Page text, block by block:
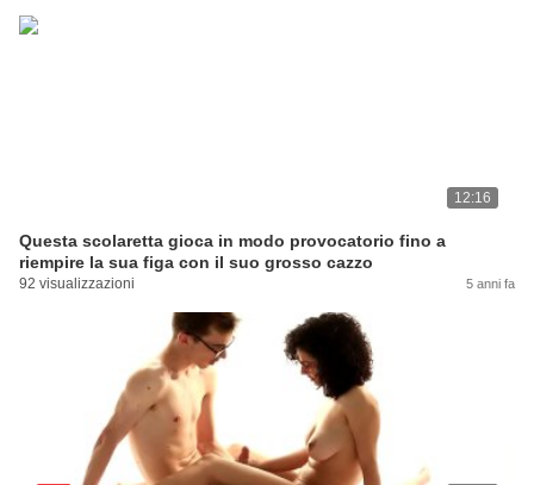
12:16
Questa scolaretta gioca in modo provocatorio fino a
riempire la sua figa con il suo grosso cazzo
92 visualizzazioni 5 anni fa